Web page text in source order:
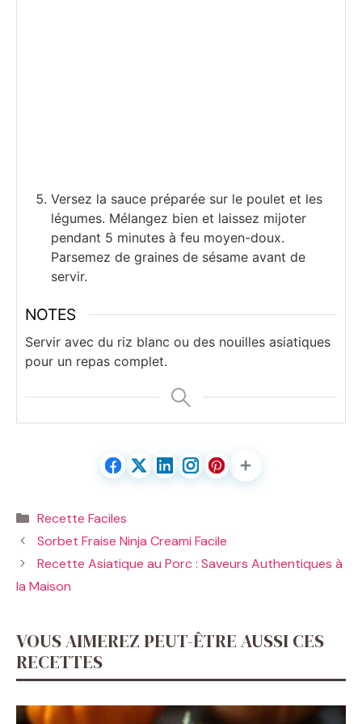
Versez la sauce préparée sur le poulet et les
légumes. Mélangez bien et laissez mijoter
pendant 5 minutes à feu moyen-doux.
Parsemez de graines de sésame avant de
servir.
NOTES
Servir avec du riz blanc ou des nouilles asiatiques
pour un repas complet.
Catégories
Recette Faciles
Sorbet Fraise Ninja Creami Facile
Recette Asiatique au Porc : Saveurs Authentiques à
la Maison
VOUS AIMEREZ PEUT-ÊTRE AUSSI CES
RECETTES